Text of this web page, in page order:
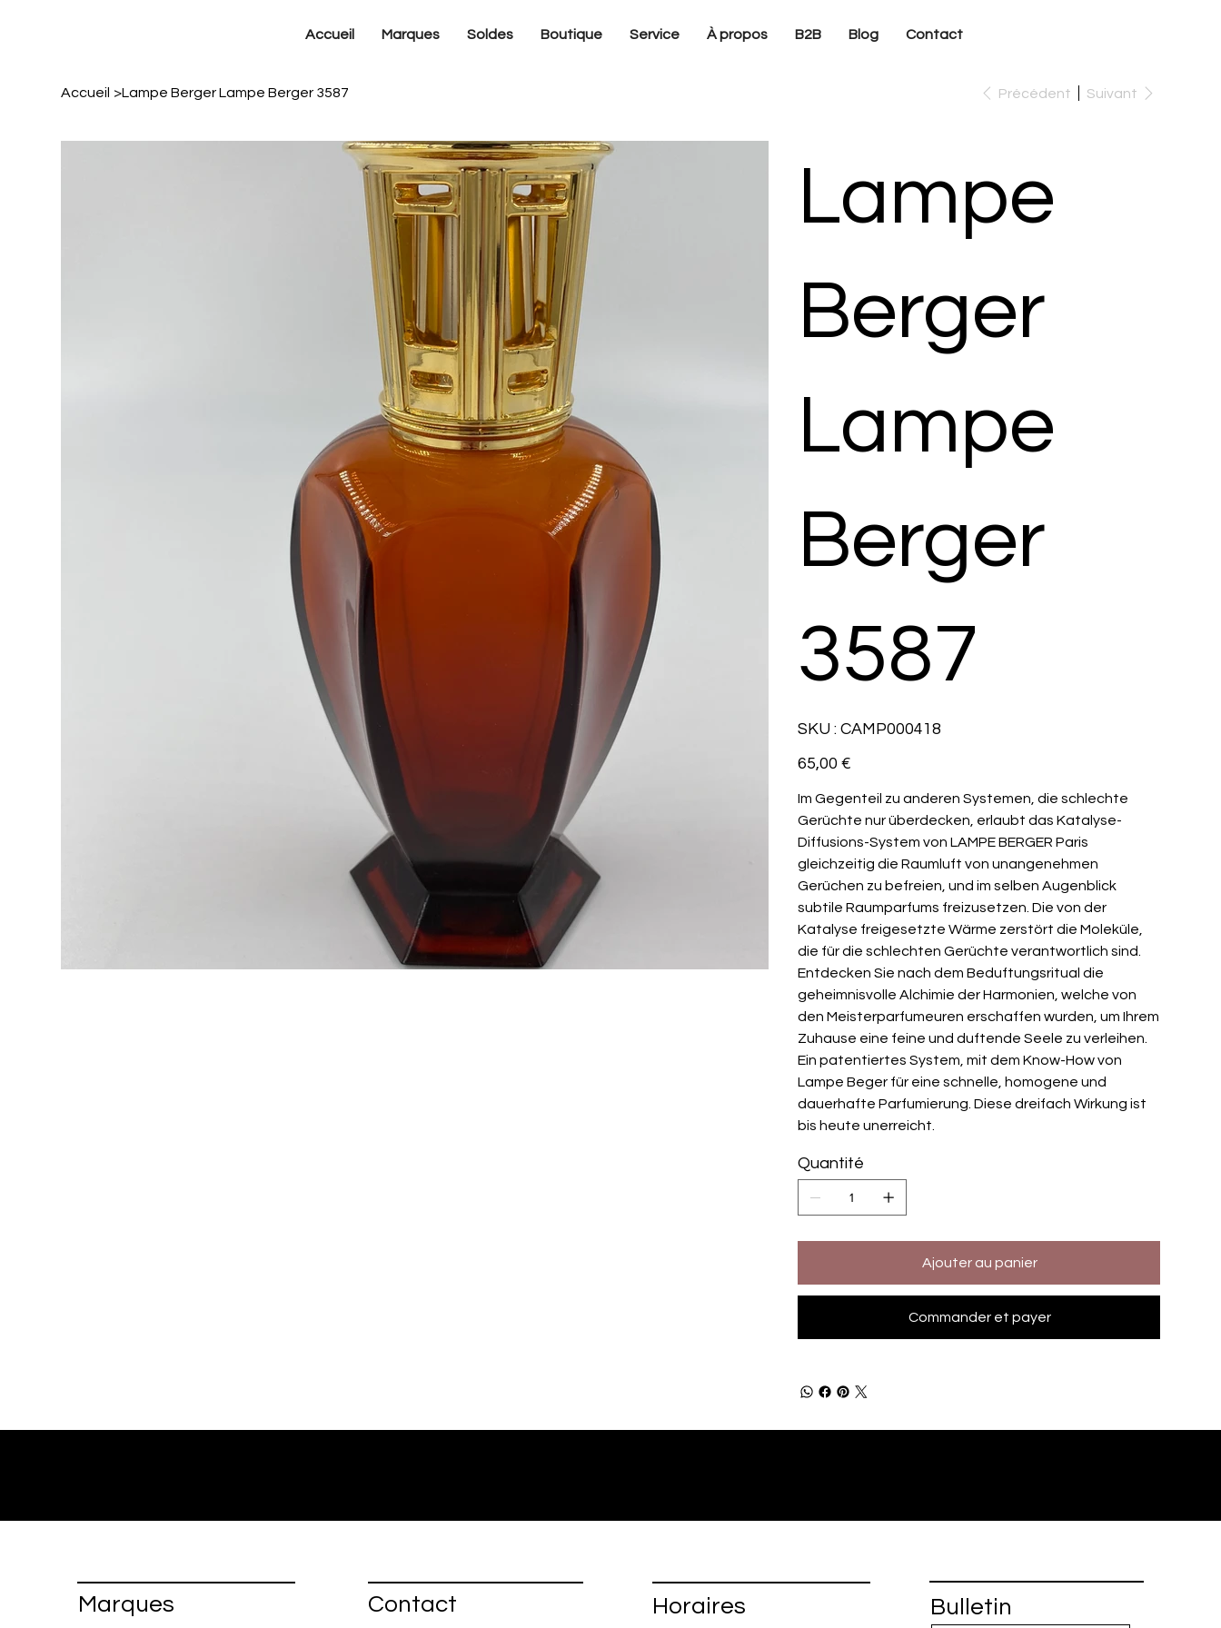
Accueil Marques Soldes Boutique Service À propos B2B Blog Contact
Accueil >Lampe Berger Lampe Berger 3587 Précédent Suivant
Lampe
Berger
Lampe
Berger
3587
SKU : SKU
CAMP000418
CAMP000418
Prix
65,00 €
Im Gegenteil zu anderen Systemen, die schlechte
Gerüchte nur überdecken, erlaubt das Katalyse-
Diffusions-System von LAMPE BERGER Paris
gleichzeitig die Raumluft von unangenehmen
Gerüchen zu befreien, und im selben Augenblick
subtile Raumparfums freizusetzen. Die von der
Katalyse freigesetzte Wärme zerstört die Moleküle,
die für die schlechten Gerüchte verantwortlich sind.
Entdecken Sie nach dem Beduftungsritual die
geheimnisvolle Alchimie der Harmonien, welche von
den Meisterparfumeuren erschaffen wurden, um Ihrem
Zuhause eine feine und duftende Seele zu verleihen.
Ein patentiertes System, mit dem Know-How von
Lampe Beger für eine schnelle, homogene und
dauerhafte Parfumierung. Diese dreifach Wirkung ist
bis heute unerreicht.
Quantité
Ajouter au panier
Commander et payer
Marques Contact
Horaires
Bulletin